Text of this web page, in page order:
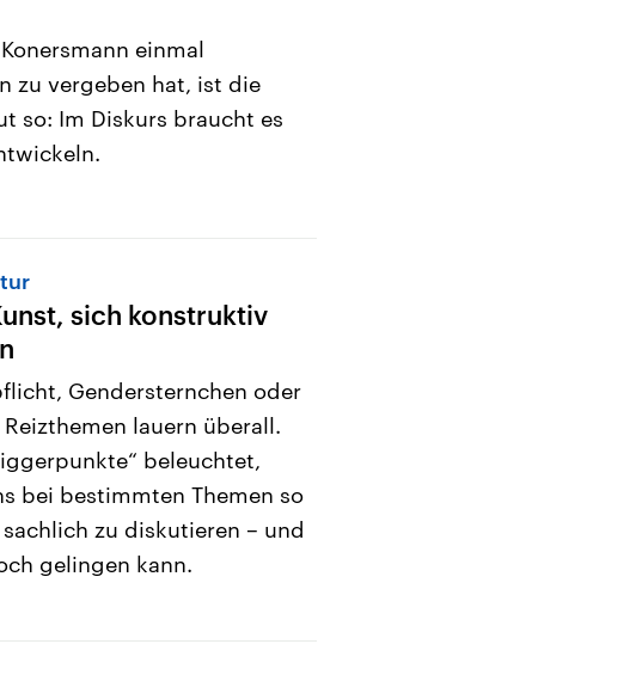
einmal
zu vergeben hat, ist die
so: Im Diskurs braucht es
sich konstruktiv
Gendersternchen oder
lauern überall.
beleuchtet,
bei bestimmten Themen so
zu diskutieren – und
gelingen kann.